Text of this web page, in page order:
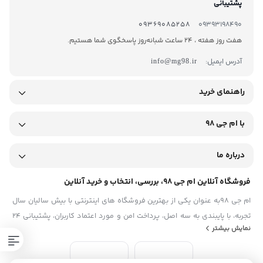
پشتیبانی
09393198490
09369085258
هفت روز هفته ، 24 ساعت شبانه‌روز پاسخگوی شما هستیم.
آدرس ایمیل:
info@mg98.ir
راهنمای خرید
با ام جی 98
درباره ما
فروشگاه آنلاین ام جی 98، بررسی، انتخاب و خرید آنلاین
ام جی 98به عنوان یکی از بهترین فروشگاه های اینترنتی با بیش سالیان سال
تجربه، با پایبندی به سه اصل، پرداخت امن و مورد اعتماد کاربران، پشتیبانی 24
ساعته و تضمین اصل‌بودن کالا موفق شده تا همگام با فروشگاه‌های معتبر
ایران، به یکی از بهترین فروشگاه اینترنتی ایران تبدیل شود. به محض ورود به
نمایش بیشتر